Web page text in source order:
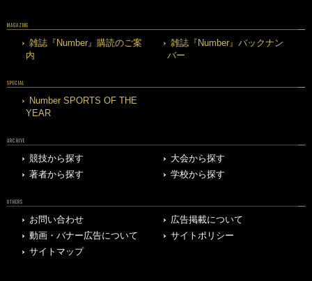
MAGAZINE
雑誌『Number』購読のご案
内
雑誌『Number』バックナン
バー
SPECIAL
Number SPORTS OF THE
YEAR
ARCHIVE
競技から探す
大会から探す
著者から探す
学校から探す
OTHERS
お問い合わせ
広告掲載について
動画・バナー広告について
サイトポリシー
サイトマップ